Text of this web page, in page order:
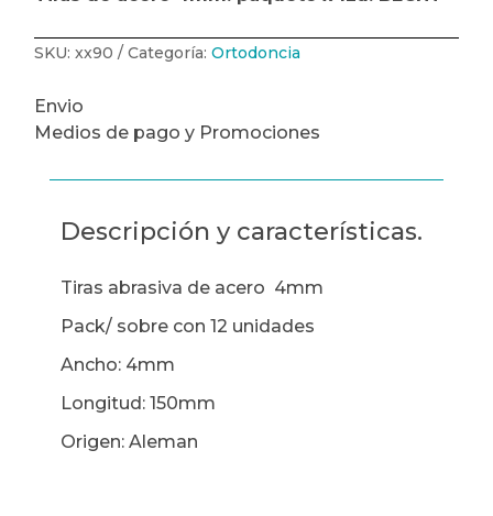
cantidad
SKU:xx90 Categoría:Ortodoncia
Envio
Medios de pago y Promociones
Descripción y características.
Tiras abrasiva de acero 4mm
Pack/ sobre con 12 unidades
Ancho: 4mm
Longitud: 150mm
Origen: Aleman